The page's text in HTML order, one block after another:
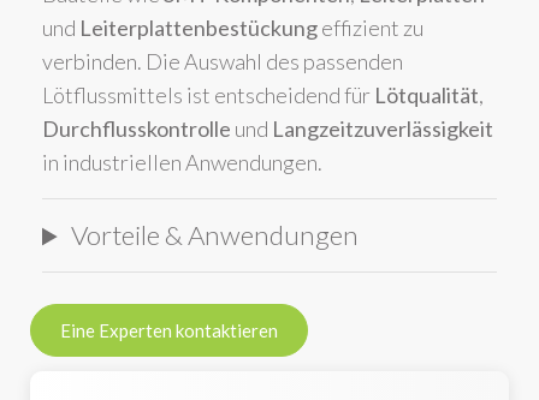
und Leiterplattenbestückungeffizient zu
verbinden. Die Auswahl des passenden
Lötflussmittels ist entscheidend für Lötqualität,
Durchflusskontrolle und Langzeitzuverlässigkeit
in industriellen Anwendungen.
Vorteile & Anwendungen
Eine Experten kontaktieren